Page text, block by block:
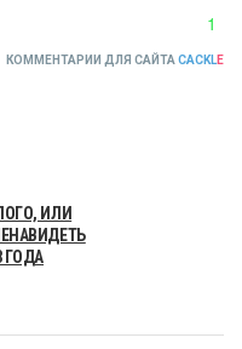
1
КОММЕНТАРИИ ДЛЯ САЙТА CACKLE
ИЛИ
ГОДА